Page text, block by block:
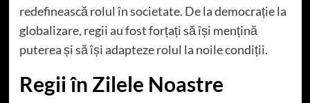
redefinească rolul în societate. De la democrație la
globalizare, regii au fost forțați să își mențină
puterea și să își adapteze rolul la noile condiții.
Regii în Zilele Noastre